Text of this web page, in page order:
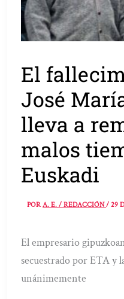
El
José
lleva a
malos
Euskadi
PORA. E. / REDACCIÓN/29
El empresario
secuestrado por ETA y
unánimemente